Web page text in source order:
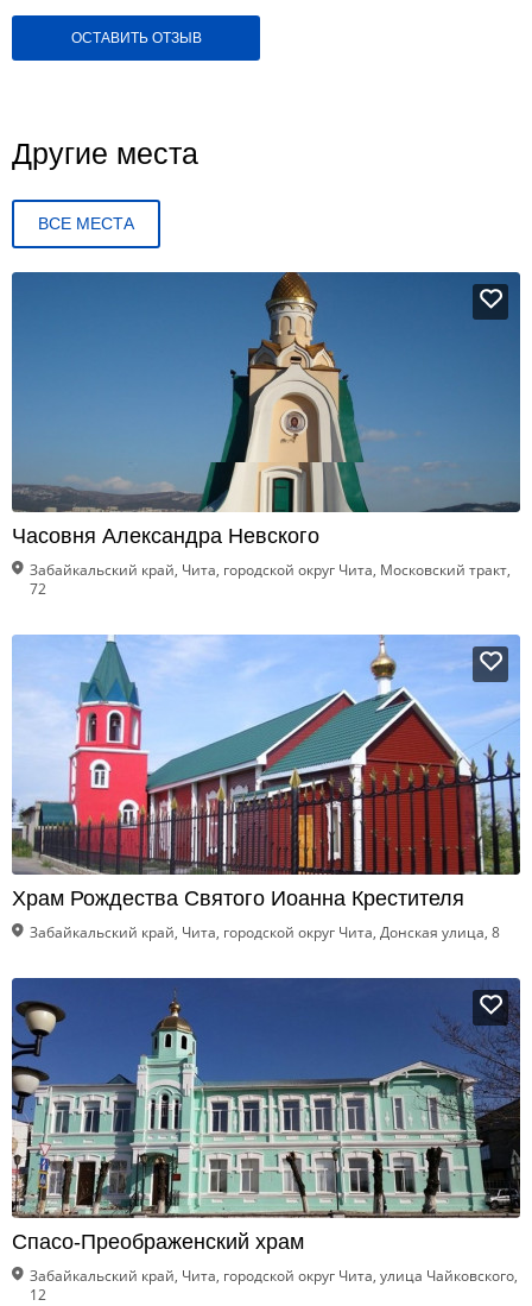
ОСТАВИТЬ ОТЗЫВ
Другие места
ВСЕ МЕСТА
Часовня Александра Невского
Забайкальский край, Чита, городской округ Чита, Московский тракт,
72
Храм Рождества Святого Иоанна Крестителя
Забайкальский край, Чита, городской округ Чита, Донская улица, 8
Спасо-Преображенский храм
Забайкальский край, Чита, городской округ Чита, улица Чайковского,
12